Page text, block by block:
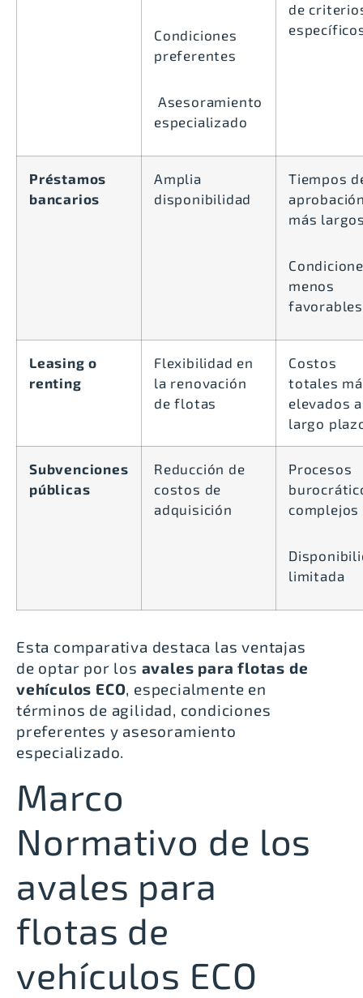
Condiciones
preferentes
Asesoramiento
especializado
de
Préstamos
bancarios
Amplia
disponibilidad
Tiempos
más
menos
favorables
Leasing o
renting
Flexibilidad en
la renovación
de flotas
Costos
totales
elevados a
largo
Subvenciones
públicas
Reducción de
costos de
adquisición
Procesos
complejos
limitada
Esta comparativa destaca las ventajas
de optar por los avales para flotas de
vehículos ECO, especialmente en
términos de agilidad, condiciones
preferentes y asesoramiento
especializado.
Marco
Normativo de los
avales para
flotas de
vehículos ECO